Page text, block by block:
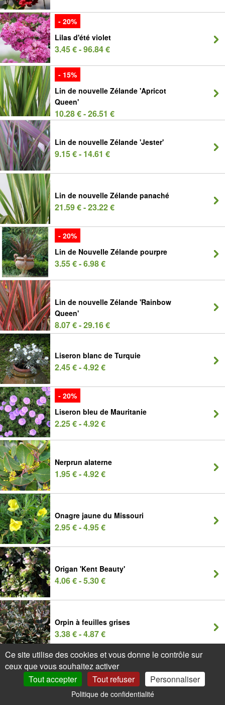
- 20%
Lilas d'été violet
3.45 € - 96.84 €
- 15%
Lin de nouvelle Zélande 'Apricot
Queen'
10.28 € - 26.51 €
Lin de nouvelle Zélande 'Jester'
9.15 € - 14.61 €
Lin de nouvelle Zélande panaché
21.59 € - 23.22 €
- 20%
Lin de Nouvelle Zélande pourpre
3.55 € - 6.98 €
Lin de nouvelle Zélande 'Rainbow
Queen'
8.07 € - 29.16 €
Liseron blanc de Turquie
2.45 € - 4.92 €
- 20%
Liseron bleu de Mauritanie
2.25 € - 4.92 €
Nerprun alaterne
1.95 € - 4.92 €
Onagre jaune du Missouri
2.95 € - 4.95 €
Origan 'Kent Beauty'
4.06 € - 5.30 €
Orpin à feuilles grises
3.38 € - 4.87 €
- 20%
Orpin de Siebold rose
2.85 € - 6.44 €Promos
Ce site utilise des cookies et vous donne le contrôle sur
ceux que vous souhaitez activer
Tout accepter
Tout refuser Personnaliser
Politique de confidentialité